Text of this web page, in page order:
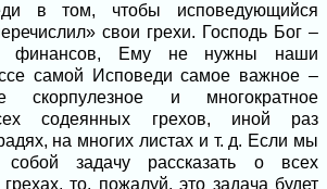
в том, чтобы исповедующийся
свои грехи. Господь Бог –
финансов, Ему не нужны наши
самой Исповеди самое важное –
и многократное
содеянных грехов, иной раз
на многих листах и т. д. Если мы
задачу рассказать о всех
то, пожалуй, это задача будет